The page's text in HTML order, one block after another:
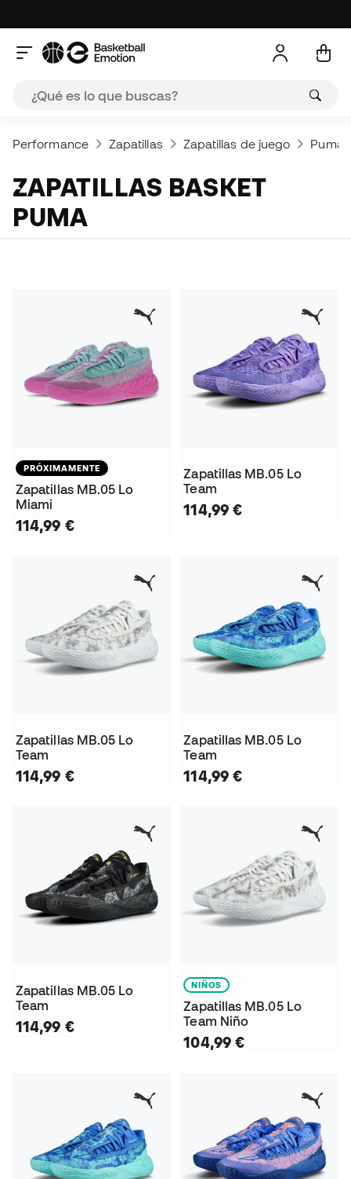
Performance Zapatillas Zapatillas de juego Puma
ZAPATILLAS BASKET
PUMA
PRÓXIMAMENTE
Zapatillas MB.05 Lo
Miami
114,99 €
Zapatillas MB.05 Lo
Team
114,99 €
Zapatillas MB.05 Lo
Team
114,99 €
Zapatillas MB.05 Lo
Team
114,99 €
Zapatillas MB.05 Lo
Team
114,99 €
NIÑOS
Zapatillas MB.05 Lo
Team Niño
104,99 €